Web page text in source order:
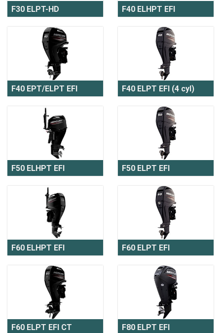
F30 ELPT-HD F40 ELHPT EFI
F40 EPT/ELPT EFI F40 ELPT EFI (4 cyl)
F50 ELHPT EFI F50 ELPT EFI
F60 ELHPT EFI F60 ELPT EFI
F60 ELPT EFI CT F80 ELPT EFI